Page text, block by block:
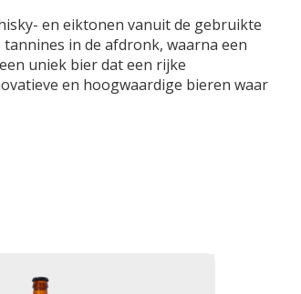
en eiktonen vanuit de gebruikte
in de afdronk, waarna een
uniek bier dat een rijke
en hoogwaardige bieren waar